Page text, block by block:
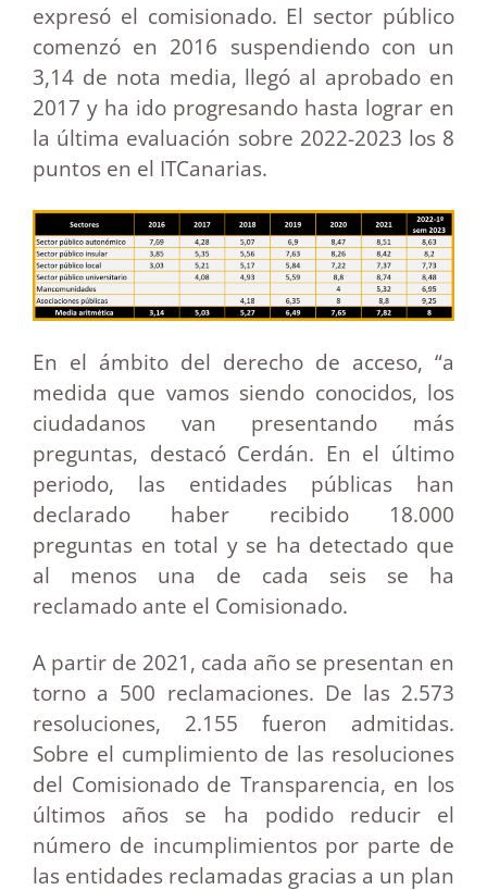
expresó el comisionado. El sector público
comenzó en 2016 suspendiendo con un
3,14 de nota media, llegó al aprobado en
2017 y ha ido progresando hasta lograr en
la última evaluación sobre 2022-2023 los 8
puntos en el ITCanarias.
En el ámbito del derecho de acceso, “a
medida que vamos siendo conocidos, los
ciudadanos van presentando más
preguntas, destacó Cerdán. En el último
periodo, las entidades públicas han
declarado haber recibido 18.000
preguntas en total y se ha detectado que
al menos una de cada seis se ha
reclamado ante el Comisionado.
A partir de 2021, cada año se presentan en
torno a 500 reclamaciones. De las 2.573
resoluciones, 2.155 fueron admitidas.
Sobre el cumplimiento de las resoluciones
del Comisionado de Transparencia, en los
últimos años se ha podido reducir el
número de incumplimientos por parte de
las entidades reclamadas gracias a un plan